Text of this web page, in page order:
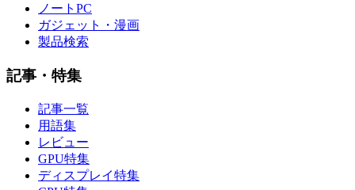
ノートPC
ガジェット・漫画
製品検索
記事・特集
記事一覧
用語集
レビュー
GPU特集
ディスプレイ特集